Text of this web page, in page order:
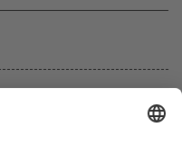
Cyrille Dubois deutet
die Depression